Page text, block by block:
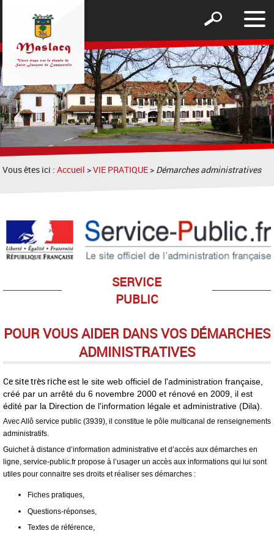
le
Afficher
formulaire
de
recherche
Vous êtes ici :Accueil >VIE PRATIQUE > Démarches administratives
SERVICE
PUBLIC
POUR VOUS AIDER DANS VOS DÉMARCHES
ADMINISTRATIVES
Ce site très richeest le site webofficiel de l'administration française,
créé par un arrêté du 6 novembre 2000 et rénové en 2009, il est
édité par la Direction de l'information légale et administrative (Dila).
Avec Allô service public (3939), il constitue le pôle multicanal de renseignements
administratifs.
Guichet à distance d’information administrative et d’accès aux démarches en
ligne, service-public.fr propose à l’usager un accès aux informations qui lui sont
utiles pour connaitre ses droits et réaliser ses démarches :
Fiches pratiques,
Questions-réponses,
Textes de référence,